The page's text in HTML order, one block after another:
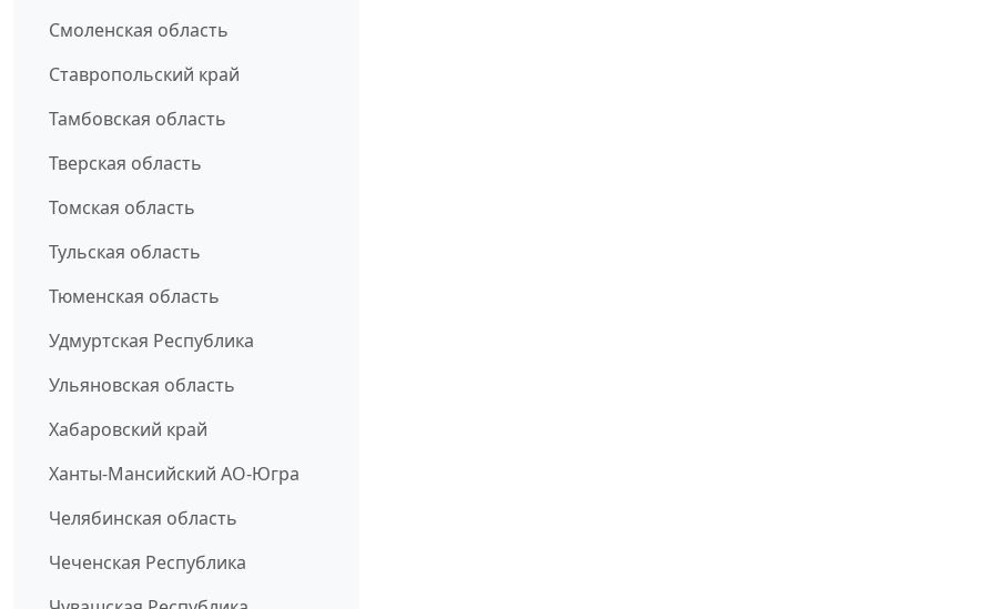
Смоленская область
Ставропольский край
Тамбовская область
Тверская область
Томская область
Тульская область
Тюменская область
Удмуртская Республика
Ульяновская область
Хабаровский край
Ханты-Мансийский АО-Югра
Челябинская область
Чеченская Республика